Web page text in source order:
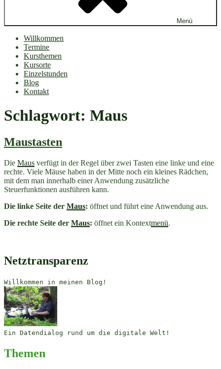
Menü
Willkommen
Termine
Kursthemen
Kursorte
Einzelstunden
Blog
Kontakt
Schlagwort: Maus
Maustasten
Die Maus verfügt in der Regel über zwei Tasten eine linke und eine
rechte. Viele Mäuse haben in der Mitte noch ein kleines Rädchen,
mit dem man innerhalb einer Anwendung zusätzliche
Steuerfunktionen ausführen kann.
Die linke Seite der Maus: öffnet und führt eine Anwendung aus.
Die rechte Seite der Maus: öffnet ein Kontextmenü.
Netztransparenz
Willkommen in meinen Blog!
Ein Datendialog rund um die digitale Welt!
Themen